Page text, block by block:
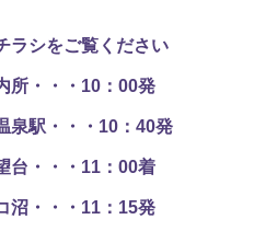
ラシをご覧ください
所・・・10：00発
泉駅・・・10：40発
台・・・11：00着
沼・・・11：15発